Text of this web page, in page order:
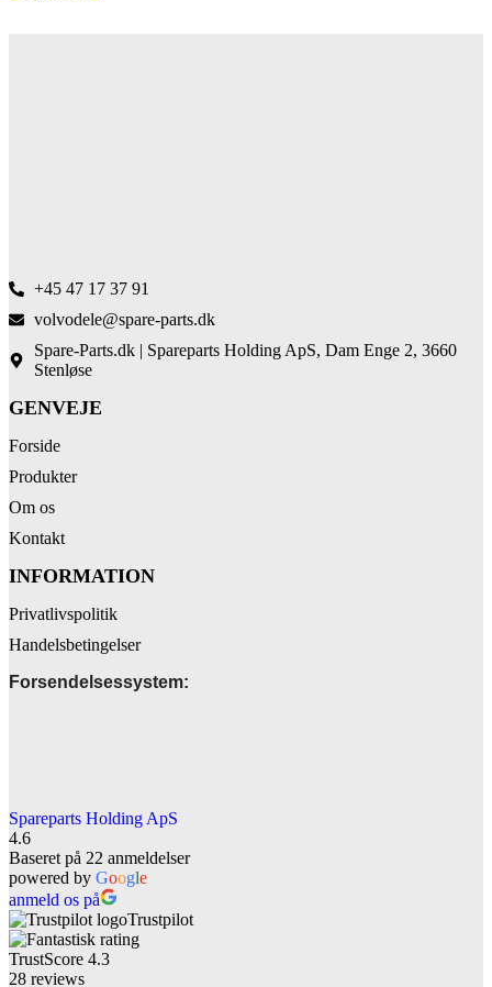
+45 47 17 37 91
volvodele@spare-parts.dk
Spare-Parts.dk | Spareparts Holding ApS, Dam Enge 2, 3660
Stenløse
GENVEJE
Forside
Produkter
Om os
Kontakt
INFORMATION
Privatlivspolitik
Handelsbetingelser
Forsendelsessystem:
Spareparts Holding ApS
4.6
Baseret på 22 anmeldelser
powered by Google
anmeld os på
Trustpilot
TrustScore 4.3
28 reviews